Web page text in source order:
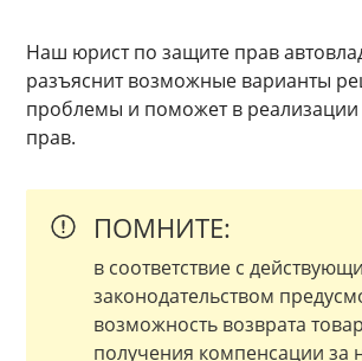
Наш юрист по защите прав
разъяснит возможные варианты
проблемы и поможет в
прав.
ПОМНИТЕ:
в соответствие с
законодательством
возможность возврата
получения компенсации за